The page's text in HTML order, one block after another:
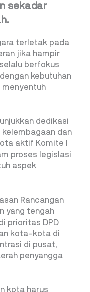
sekadar
terletak pada
jika hampir
berfokus
kebutuhan
menyentuh
dedikasi
dan
aktif Komite I
proses legislasi
aspek
Rancangan
yang tengah
prioritas DPD
kota-kota di
di pusat,
penyangga
kota harus